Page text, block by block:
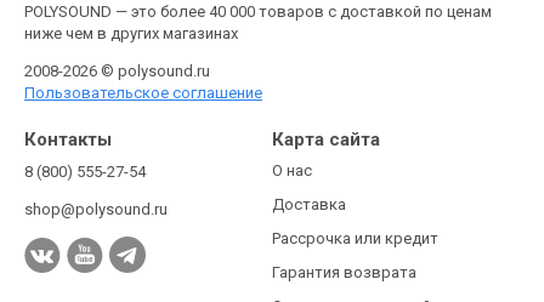
POLYSOUND — это более 40 000 товаров с доставкой по ценам
ниже чем в других магазинах
2008-2026 © polysound.ru
Пользовательское соглашение
Контакты
8 (800) 555-27-54
shop@polysound.ru
Карта сайта
О нас
Доставка
Рассрочка или кредит
Гарантия возврата